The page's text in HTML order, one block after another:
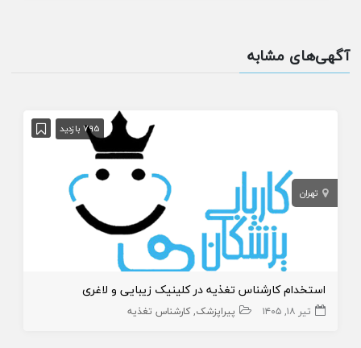
آگهی‌های مشابه
795 بازدید
تهران
استخدام کارشناس تغذیه در کلینیک زیبایی و لاغری
تیر ۱۸, ۱۴۰۵ پیراپزشک کارشناس تغذیه